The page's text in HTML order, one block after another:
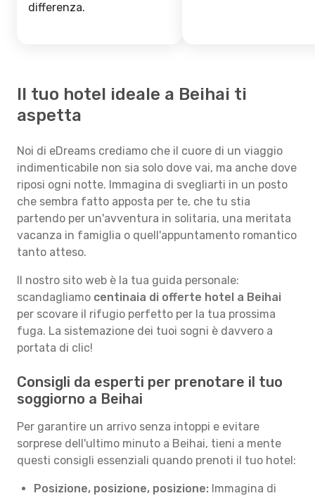
differenza.
Il tuo hotel ideale a Beihai ti
aspetta
Noi di eDreams crediamo che il cuore di un viaggio
indimenticabile non sia solo dove vai, ma anche dove
riposi ogni notte. Immagina di svegliarti in un posto
che sembra fatto apposta per te, che tu stia
partendo per un'avventura in solitaria, una meritata
vacanza in famiglia o quell'appuntamento romantico
tanto atteso.
Il nostro sito web è la tua guida personale:
scandagliamo centinaia di offerte hotel a Beihai
per scovare il rifugio perfetto per la tua prossima
fuga. La sistemazione dei tuoi sogni è davvero a
portata di clic!
Consigli da esperti per prenotare il tuo
soggiorno a Beihai
Per garantire un arrivo senza intoppi e evitare
sorprese dell'ultimo minuto a Beihai, tieni a mente
questi consigli essenziali quando prenoti il tuo hotel:
Posizione, posizione, posizione: Immagina di